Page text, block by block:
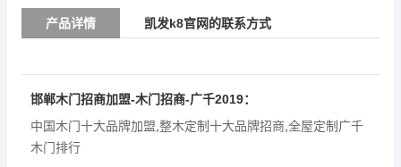
产品详情 凯发k8官网的联系方式
邯郸木门招商加盟-木门招商-广千2019：
中国木门十大品牌加盟 整木定制十大品牌招商 全屋定制广千
木门排行